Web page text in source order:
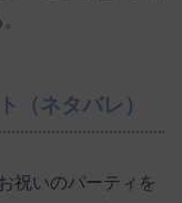
（ネタバレ）
祝いのパーティを